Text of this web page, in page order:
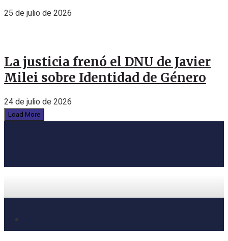
25 de julio de 2026
La justicia frenó el DNU de Javier
Milei sobre Identidad de Género
24 de julio de 2026
Load More